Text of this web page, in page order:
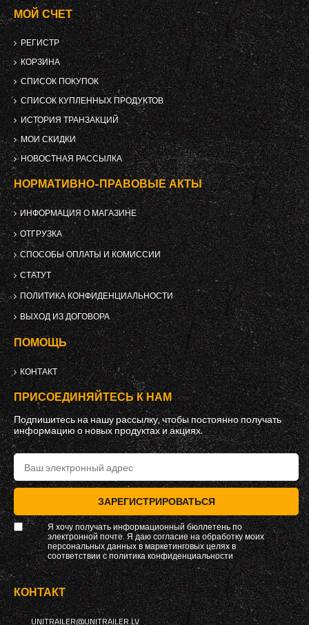
МОЙ СЧЕТ
РЕГИСТР
КОРЗИНА
СПИСОК ПОКУПОК
СПИСОК КУПЛЕННЫХ ПРОДУКТОВ
ИСТОРИЯ ТРАНЗАКЦИЙ
МОИ СКИДКИ
НОВОСТНАЯ РАССЫЛКА
НОРМАТИВНО-ПРАВОВЫЕ АКТЫ
ИНФОРМАЦИЯ О МАГАЗИНЕ
ОТГРУЗКА
СПОСОБЫ ОПЛАТЫ И КОМИССИИ
СТАТУТ
ПОЛИТИКА КОНФИДЕНЦИАЛЬНОСТИ
ВЫХОД ИЗ ДОГОВОРА
ПОМОЩЬ
КОНТАКТ
ПРИСОЕДИНЯЙТЕСЬ К НАМ
Подпишитесь на нашу рассылку, чтобы постоянно получать
информацию о новых продуктах и ​​акциях.
ЗАРЕГИСТРИРОВАТЬСЯ
Я хочу получать информационный бюллетень по
электронной почте. Я даю согласие на обработку моих
персональных данных в маркетинговых целях в
соответствии сполитика конфиденциальности
КОНТАКТ
UNITRAILER@UNITRAILER.LV